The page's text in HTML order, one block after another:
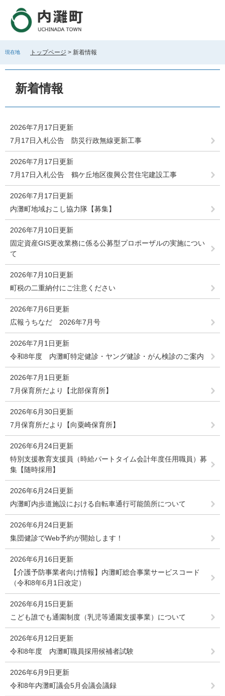
で
ば
現在地 トップページ > 新着情報
新着情報
2026年7月17日更新
7月17日入札公告 防災行政無線更新工事
2026年7月17日更新
7月17日入札公告 鶴ケ丘地区復興公営住宅建設工事
2026年7月17日更新
内灘町地域おこし協力隊【募集】
2026年7月10日更新
固定資産GIS更改業務に係る公募型プロポーザルの実施につい
て
2026年7月10日更新
町税の二重納付にご注意ください
2026年7月6日更新
広報うちなだ 2026年7月号
2026年7月1日更新
令和8年度 内灘町特定健診・ヤング健診・がん検診のご案内
2026年7月1日更新
7月保育所だより【北部保育所】
2026年6月30日更新
7月保育所だより【向粟崎保育所】
2026年6月24日更新
特別支援教育支援員（時給パートタイム会計年度任用職員）募
集【随時採用】
2026年6月24日更新
内灘町内歩道施設における自転車通行可能箇所について
2026年6月24日更新
集団健診でWeb予約が開始します！
2026年6月16日更新
【介護予防事業者向け情報】内灘町総合事業サービスコード
（令和8年6月1日改定）
2026年6月15日更新
こども誰でも通園制度（乳児等通園支援事業）について
2026年6月12日更新
令和8年度 内灘町職員採用候補者試験
2026年6月9日更新
令和8年内灘町議会5月会議会議録